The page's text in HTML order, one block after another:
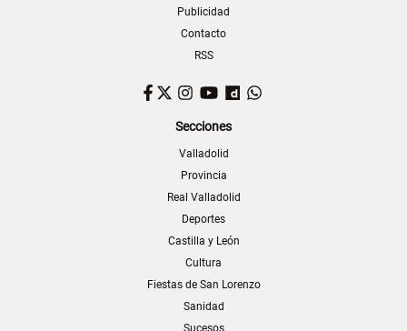
Publicidad
Contacto
RSS
Facebook
TwitterInstagram
YouTubeDailymotion
Secciones
Valladolid
Provincia
Real Valladolid
Deportes
Castilla y León
Cultura
Fiestas de San Lorenzo
Sanidad